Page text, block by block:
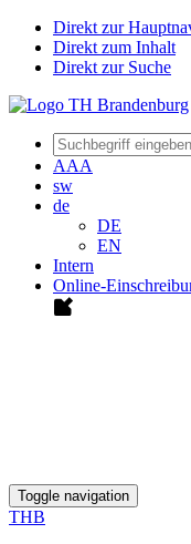
Direkt zur
Direkt zum Inhalt
Direkt zur Suche
AAA
sw
de
DE
EN
Intern
Online-
Toggle navigation
THB